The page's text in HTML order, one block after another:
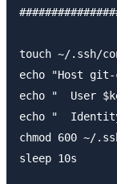
touch ~/.ssh/
echo "Host git-
echo "  User
echo "
chmod 600 ~/
sleep 10s